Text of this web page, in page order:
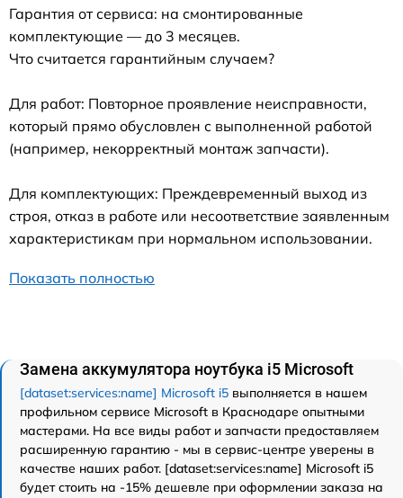
Гарантия от сервиса: на смонтированные
комплектующие — до 3 месяцев.
Что считается гарантийным случаем?
Для работ: Повторное проявление неисправности,
который прямо обусловлен с выполненной работой
(например, некорректный монтаж запчасти).
Для комплектующих: Преждевременный выход из
строя, отказ в работе или несоответствие заявленным
характеристикам при нормальном использовании.
Показать полностью
Замена аккумулятора ноутбука i5 Microsoft
[dataset:services:name] Microsoft i5 выполняется в нашем
профильном сервисе Microsoft в Краснодаре опытными
мастерами. На все виды работ и запчасти предоставляем
расширенную гарантию - мы в сервис-центре уверены в
качестве наших работ. [dataset:services:name] Microsoft i5
будет стоить на -15% дешевле при оформлении заказа на